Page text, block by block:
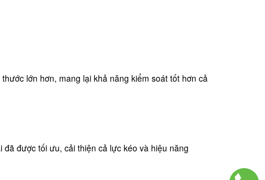
lớn hơn, mang lại khả năng kiểm soát tốt hơn cả
được tối ưu, cải thiện cả lực kéo và hiệu năng